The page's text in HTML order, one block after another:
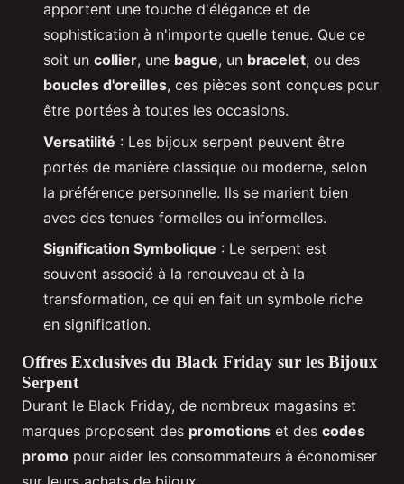
apportent une touche d'élégance et de
sophistication à n'importe quelle tenue. Que ce
soit un collier, une bague, un bracelet, ou des
boucles d'oreilles, ces pièces sont conçues pour
être portées à toutes les occasions.
Versatilité : Les bijoux serpent peuvent être
portés de manière classique ou moderne, selon
la préférence personnelle. Ils se marient bien
avec des tenues formelles ou informelles.
Signification Symbolique : Le serpent est
souvent associé à la renouveau et à la
transformation, ce qui en fait un symbole riche
en signification.
Offres Exclusives du Black Friday sur les Bijoux
Serpent
Durant le Black Friday, de nombreux magasins et
marques proposent des promotions et des codes
promo pour aider les consommateurs à économiser